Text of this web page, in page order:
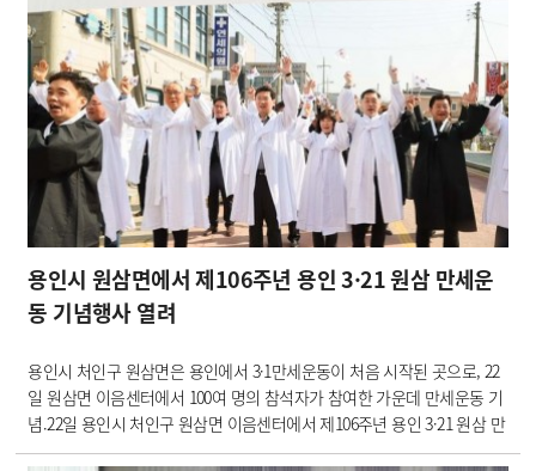
용인시 원삼면에서 제106주년 용인 3·21 원삼 만세운
동 기념행사 열려
용인시 처인구 원삼면은 용인에서 3·1만세운동이 처음 시작된 곳으로, 22
일 원삼면 이음센터에서 100여 명의 참석자가 참여한 가운데 만세운동 기
념.22일 용인시 처인구 원삼면 이음센터에서 제106주년 용인 3·21 원삼 만
세운동 기념행사가 열렸다. …